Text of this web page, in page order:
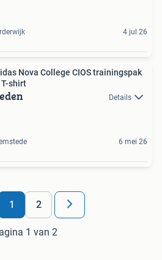
4 jul 26
Nova College CIOS trainingspak
T-shirt
Details
6 mei 26
1 2
1 van 2